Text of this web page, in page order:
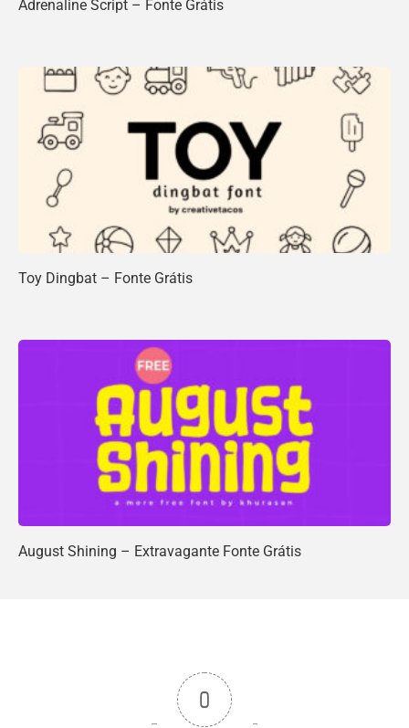
Adrenaline Script – Fonte Grátis
Toy Dingbat – Fonte Grátis
August Shining – Extravagante Fonte Grátis
0